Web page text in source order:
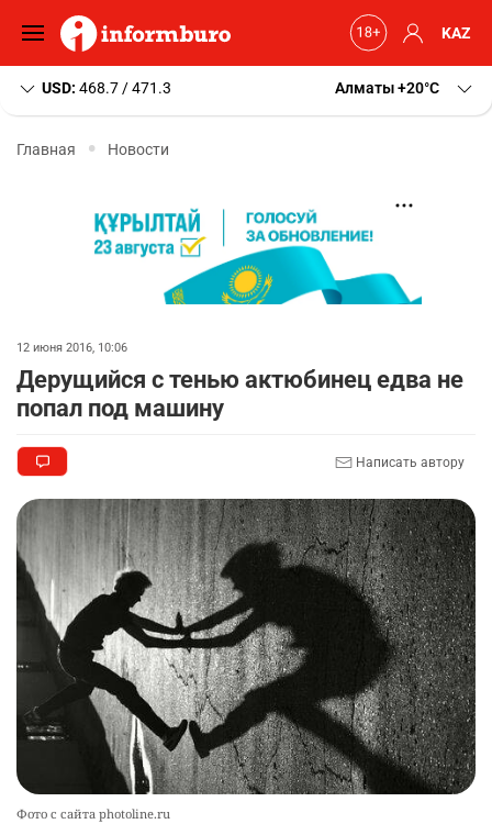
KAZ
USD: 468.7 / 471.3 Алматы+20 C
Главная Новости
12 июня 2016, 10:06
Дерущийся с тенью актюбинец едва не
попал под машину
Написать автору
Фото с сайта photoline.ru